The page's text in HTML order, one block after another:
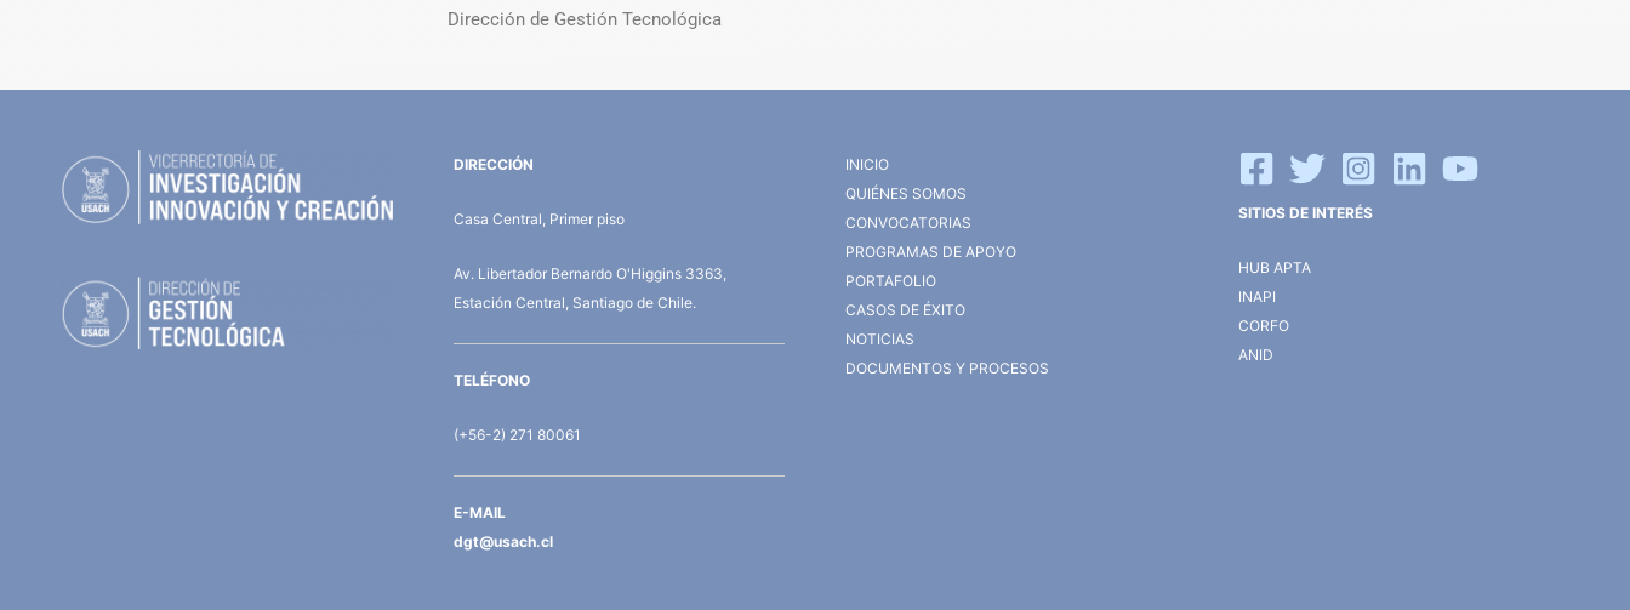
Dirección de Gestión Tecnológica
DIRECCIÓN
Casa Central, Primer piso
Av. Libertador Bernardo O'Higgins 3363,
Estación Central, Santiago de Chile.
TELÉFONO
(+56-2) 271 80061
E-MAIL
dgt@usach.cl
INICIO
QUIÉNES SOMOS
CONVOCATORIAS
PROGRAMAS DE APOYO
PORTAFOLIO
CASOS DE ÉXITO
NOTICIAS
DOCUMENTOS Y PROCESOS
SITIOS DE INTERÉS
HUB APTA
INAPI
CORFO
ANID